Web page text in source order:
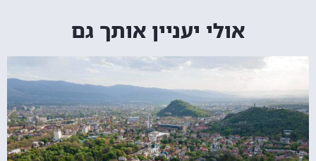
אולי יעניין אותך גם